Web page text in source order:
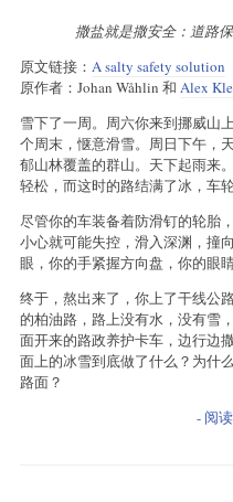
撒盐就是撒安全：道路
原文链接： A salty safety solution
原作者：Johan Wåhlin 和 Alex
雪下了一周。周六你来到挪威山
个周末，惬意滑雪。周日下午，
郁山林覆盖的群山。天下起雨来
轻松，而这时的路结满了冰，车
尽管你的车装备着防滑钉的轮胎
小心就可能失控，滑入深渊，撞
眼，你的手紧握方向盘，你的眼睛
终于，熬出来了，你上了干线公
的柏油路，路上没有水，没有雪
面开来的路政养护卡车，边行边
面上的冰雪到底做了什么？为什
路面？
- 阅